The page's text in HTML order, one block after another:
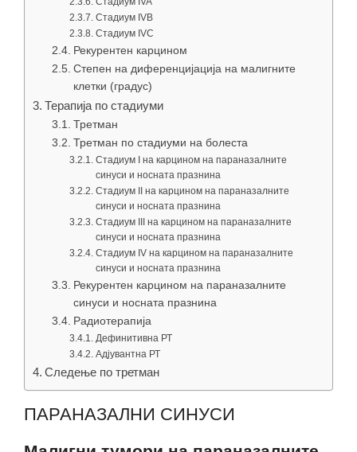
Стадиум IVB
Стадиум IVC
Рекурентен карцином
Степен на диференцијација на малигните
клетки (градус)
Терапија по стадиуми
Третман
Третман по стадиуми на болеста
Стадиум I на карцином на параназалните
синуси и носната празнина
Стадиум II на карцином на параназалните
синуси и носната празнина
Стадиум III на карцином на параназалните
синуси и носната празнина
Стадиум IV на карцином на параназалните
синуси и носната празнина
Рекурентен карцином на параназалните
синуси и носната празнина
Радиотерапија
Дефинитивна РТ
Адјувантна РТ
Следење по третман
ПАРАНАЗАЛНИ СИНУСИ